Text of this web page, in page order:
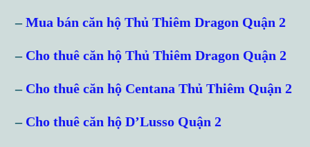
–Mua bán căn hộ Thủ Thiêm Dragon Quận 2
– Cho thuê căn hộ Thủ Thiêm Dragon Quận 2
– Cho thuê căn hộ Centana Thủ Thiêm Quận 2
– Cho thuê căn hộ D’Lusso Quận 2